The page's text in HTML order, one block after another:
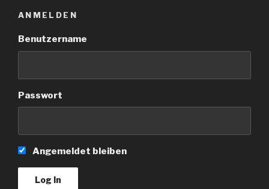
ANMELDEN
Benutzername
Passwort
Angemeldet bleiben